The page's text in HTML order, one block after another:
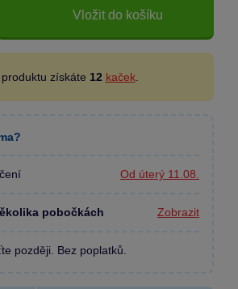
Vložit do košíku
získáte 12 kaček.
Od úterý 11.08.
pobočkách Zobrazit
později. Bez poplatků.